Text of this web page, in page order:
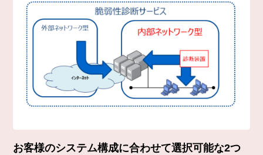
お客様のシステム構成に合わせて選択可能な2つ